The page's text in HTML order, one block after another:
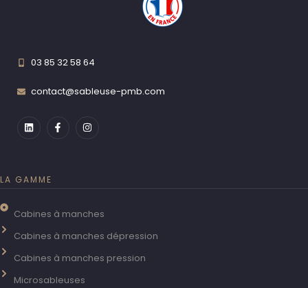
03 85 32 58 64
contact@sableuse-pmb.com
LA GAMME
Cabines à manches
Cabines à manches dépression
Cabines à manches pression
Microsableuses